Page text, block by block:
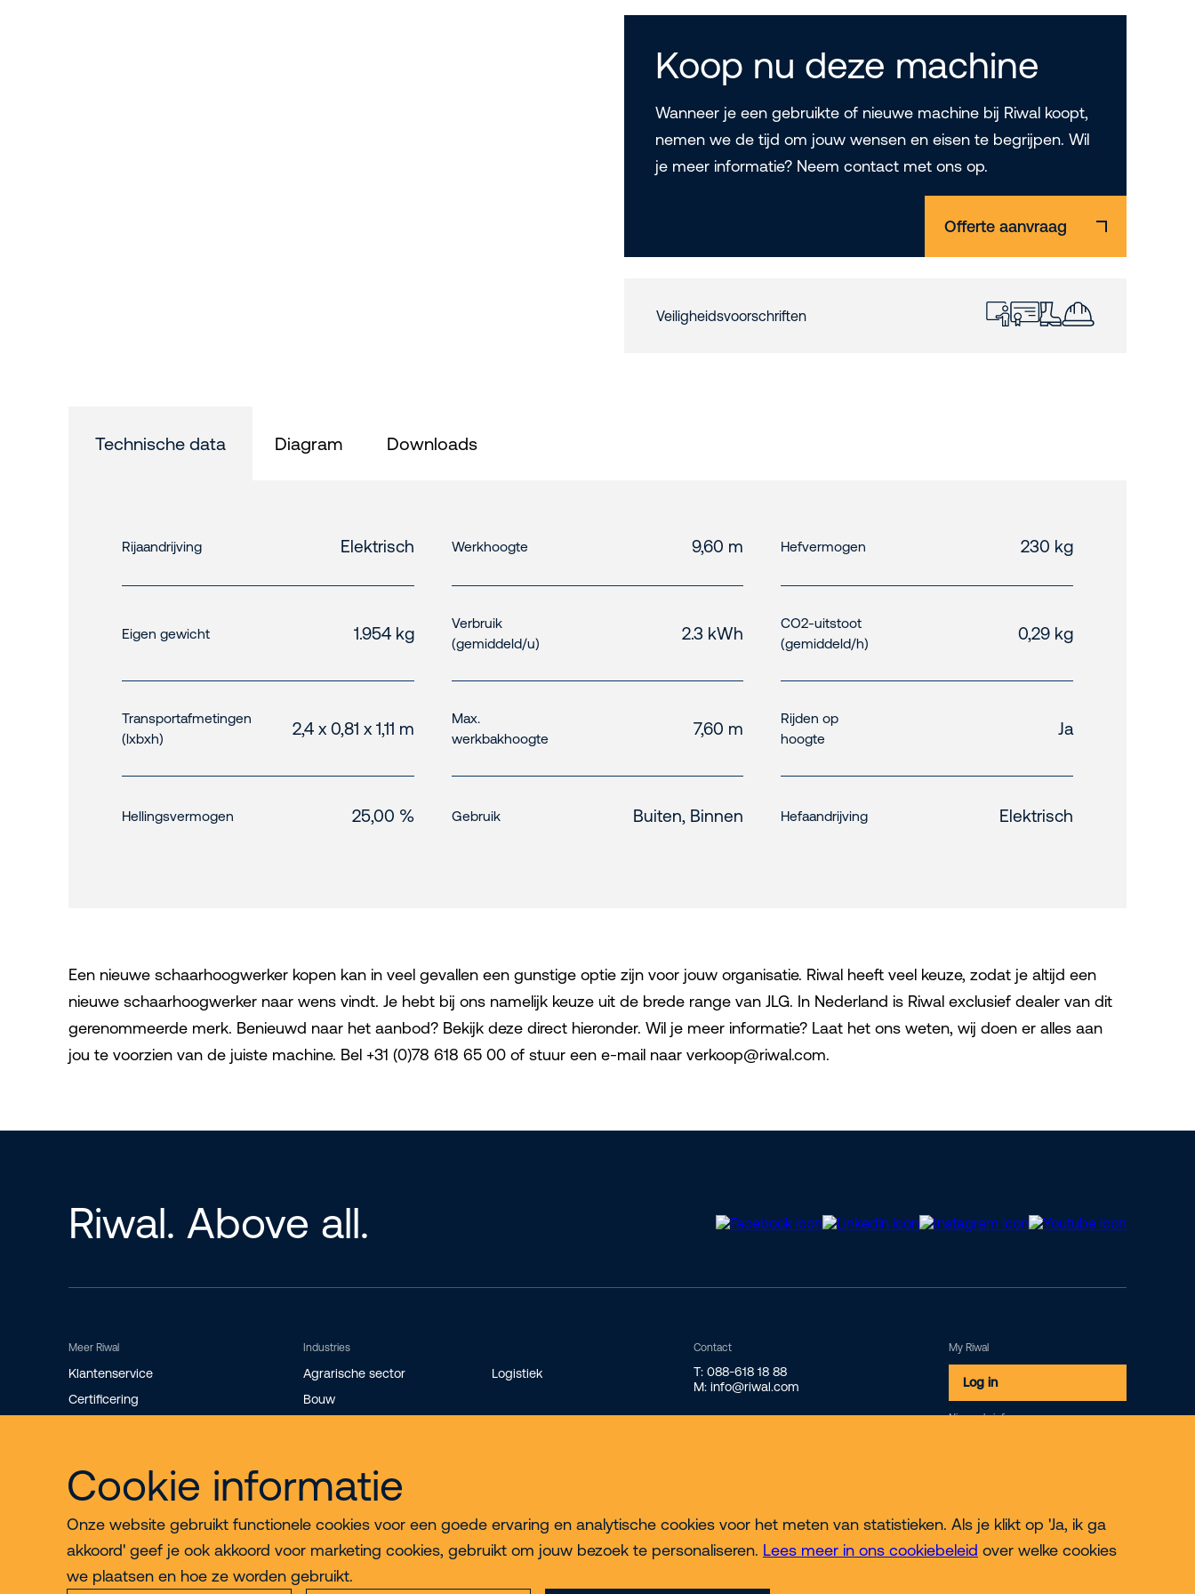
Cookie informatie
Onze website gebruikt functionele cookies voor een goede ervaring en analytische cookies voor het meten van statistieken. Als je klikt op 'Ja, ik ga
akkoord' geef je ook akkoord voor marketing cookies, gebruikt om jouw bezoek te personaliseren. Lees meer in ons cookiebeleid over welke cookies
we plaatsen en hoe ze worden gebruikt.
Koop nu deze machine
Wanneer je een gebruikte of nieuwe machine bij Riwal koopt,
nemen we de tijd om jouw wensen en eisen te begrijpen. Wil
je meer informatie? Neem contact met ons op.
Offerte aanvraag
Veiligheidsvoorschriften
Technische data Diagram Downloads
Rijaandrijving Elektrisch Werkhoogte 9,60 m Hefvermogen 230 kg
Eigen gewicht 1.954 kg
Verbruik
(gemiddeld/u)
2.3 kWh
CO2-uitstoot
(gemiddeld/h)
0,29 kg
Transportafmetingen
(lxbxh)
2,4 x 0,81 x 1,11 m
Max.
werkbakhoogte
7,60 m
Rijden op
hoogte
Ja
Hellingsvermogen 25,00 % Gebruik Buiten, Binnen Hefaandrijving Elektrisch
Een nieuwe schaarhoogwerker kopen kan in veel gevallen een gunstige optie zijn voor jouw organisatie. Riwal heeft veel keuze, zodat je altijd een
nieuwe schaarhoogwerker naar wens vindt. Je hebt bij ons namelijk keuze uit de brede range van JLG. In Nederland is Riwal exclusief dealer van dit
gerenommeerde merk. Benieuwd naar het aanbod? Bekijk deze direct hieronder. Wil je meer informatie? Laat het ons weten, wij doen er alles aan
jou te voorzien van de juiste machine. Bel +31 (0)78 618 65 00 of stuur een e-mail naar verkoop@riwal.com.
Riwal. Above all.
Meer Riwal
Klantenservice
Certificering
Over Riwal
Industries
Agrarische sector
Bouw
Installatietechniek
Logistiek
Contact
T: 088-618 18 88
M: info@riwal.com
My Riwal
Log in
Nieuwsbrief